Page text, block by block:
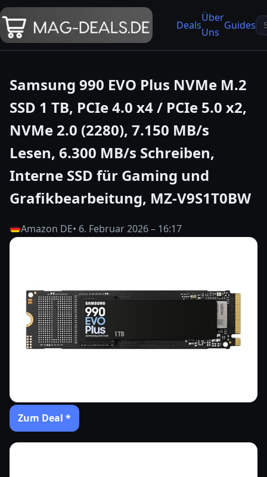
Deals
Über
Uns
Guides
Samsung 990 EVO Plus NVMe M.2
SSD 1 TB, PCIe 4.0 x4 / PCIe 5.0 x2,
NVMe 2.0 (2280), 7.150 MB/s
Lesen, 6.300 MB/s Schreiben,
Interne SSD für Gaming und
Grafikbearbeitung, MZ-V9S1T0BW
Amazon DE• 6. Februar 2026 – 16:17
Zum Deal *